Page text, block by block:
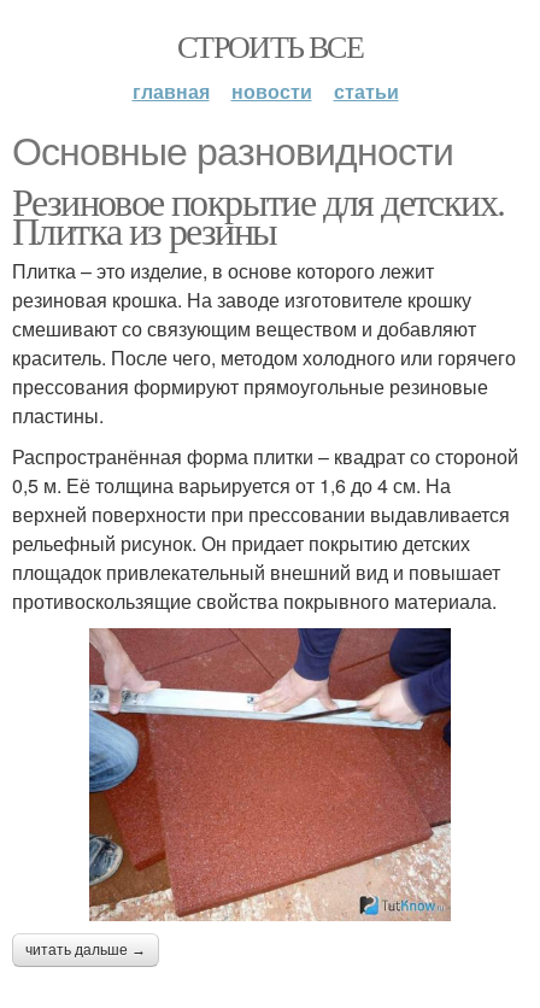
СТРОИТЬ ВСЕ
главная новости статьи
Основные разновидности
Резиновое покрытие для детских.
Плитка из резины
Плитка – это изделие, в основе которого лежит
резиновая крошка. На заводе изготовителе крошку
смешивают со связующим веществом и добавляют
краситель. После чего, методом холодного или горячего
прессования формируют прямоугольные резиновые
пластины.
Распространённая форма плитки – квадрат со стороной
0,5 м. Её толщина варьируется от 1,6 до 4 см. На
верхней поверхности при прессовании выдавливается
рельефный рисунок. Он придает покрытию детских
площадок привлекательный внешний вид и повышает
противоскользящие свойства покрывного материала.
читать дальше →